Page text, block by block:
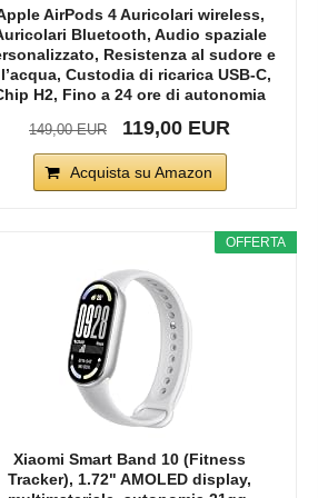
AirPods 4 Auricolari wireless,
Bluetooth, Audio spaziale
Resistenza al sudore e
Custodia di ricarica USB-C,
H2, Fino a 24 ore di autonomia
149,00 EUR 119,00 EUR
Acquista su Amazon
OFFERTA
Xiaomi Smart Band 10 (Fitness
Tracker), 1.72" AMOLED display,